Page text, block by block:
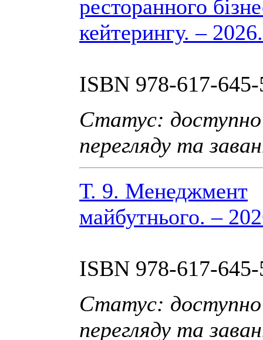
ресторанного
кейтерингу. –
ISBN 978-617-
Статус: доступно
перегляду та
Т. 9. Менеджмент
майбутнього. –
ISBN 978-617-
Статус: доступно
перегляду та